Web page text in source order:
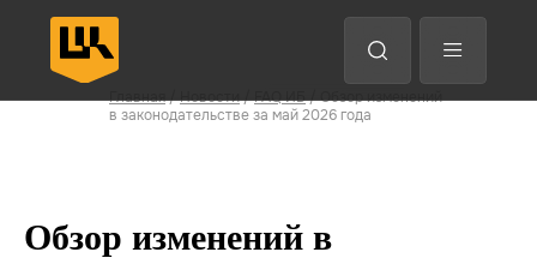
Защита конечных точек
Главная/Новости/FAQ ИБ/ Обзор изменений
в законодательстве за май 2026 года
Обзор изменений в